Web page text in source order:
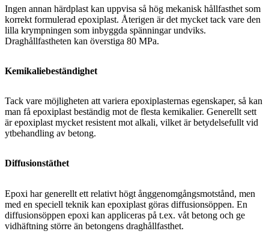
Ingen annan härdplast kan uppvisa så hög mekanisk hållfasthet som
korrekt formulerad epoxiplast. Återigen är det mycket tack vare den
lilla krympningen som inbyggda spänningar undviks.
Draghållfastheten kan överstiga 80 MPa.
Kemikaliebeständighet
Tack vare möjligheten att variera epoxiplasternas egenskaper, så kan
man få epoxiplast beständig mot de flesta kemikalier. Generellt sett
är epoxiplast mycket resistent mot alkali, vilket är betydelsefullt vid
ytbehandling av betong.
Diffusionstäthet
Epoxi har generellt ett relativt högt ånggenomgångsmotstånd, men
med en speciell teknik kan epoxiplast göras diffusionsöppen. En
diffusionsöppen epoxi kan appliceras på t.ex. våt betong och ge
vidhäftning större än betongens draghållfasthet.